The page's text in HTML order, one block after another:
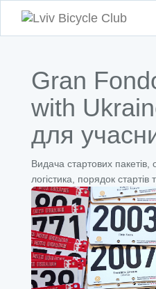
Gran
with
для
Видача стартових пакетів,
логістика, порядок